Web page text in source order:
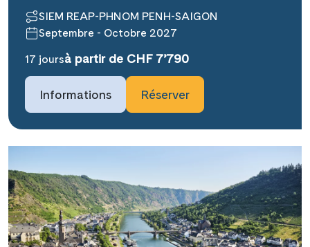
Link kopieren
SIEM REAP-PHNOM PENH-SAIGON
Septembre - Octobre 2027
17 joursà partir de CHF 7’790
Informations Réserver